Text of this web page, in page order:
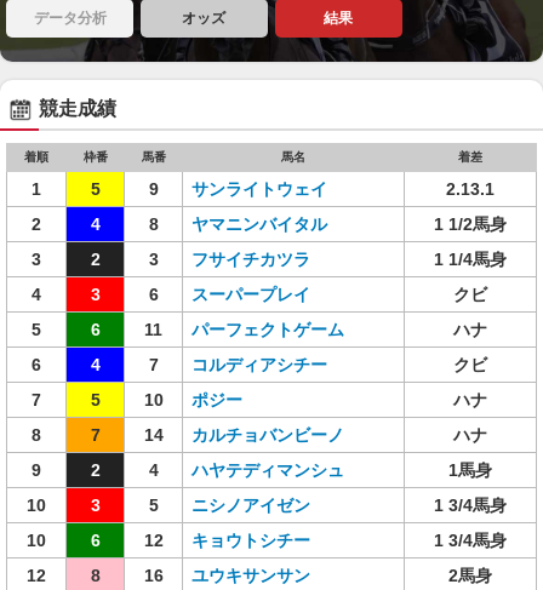
データ分析 オッズ 結果
競走成績
着順 枠番 馬番 馬名 着差
1 5 9 サンライトウェイ
2.13.1
2
4 8 ヤマニンバイタル
1 1/2馬身
3
2 3 フサイチカツラ
1 1/4馬身
4
3 6 スーパープレイ
クビ
5
6 11 パーフェクトゲーム
ハナ
6
4 7 コルディアシチー
クビ
7
5 10 ポジー
ハナ
8
7 14 カルチョバンビーノ
ハナ
9
2 4 ハヤテディマンシュ
1馬身
10
3 5 ニシノアイゼン
1 3/4馬身
10
6 12 キョウトシチー
1 3/4馬身
12
8 16 ユウキサンサン
2馬身